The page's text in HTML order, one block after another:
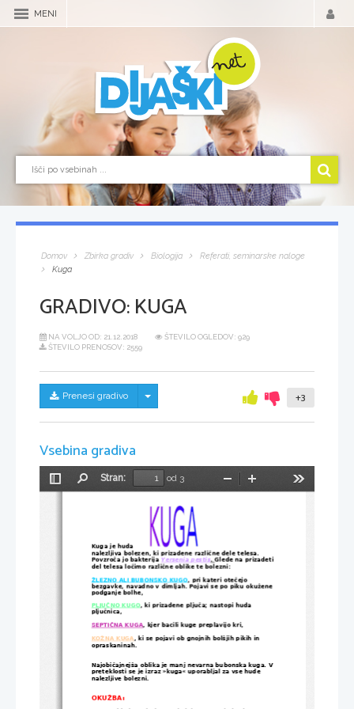
MENI
Domov Zbirka gradiv Biologija
Referati, seminarske naloge
Kuga
GRADIVO:KUGA
NA VOLJO OD: 21.12.2018
ŠTEVILO OGLEDOV: 929
ŠTEVILO PRENOSOV: 2559
Prenesi gradivo Skrij/prikaži meni +3
Vsebina gradiva
Preklopi
Stran:
od 3
Pomanjšaj
Kuga je huda
nalezljiva bolezen, ki prizadene različne dele telesa.
Povzroča jo bakterija Yersenia pestis. Glede na prizadeti
del telesa ločimo različne oblike te bolezni:
ŽLEZNO ALI BUBONSKO KUGO , pri kateri otečejo
bezgavke, navadno v dimljah. Pojavi se po piku okužene
podganje bolhe,
PLJUČNO KUGO, ki prizadene pljuča; nastopi huda
pljučnica,
SEPTIČNA KUGA, kjer bacili kuge preplavijo kri,
KOŽNA KUGA, ki se pojavi ob gnojnih bolšjih pikih in
opraskaninah.
Najobičajnejša oblika je manj nevarna bubonska kuga. V
preteklosti se je izraz »kuga« uporabljal za vse hude
nalezljive bolezni.
OKUŽBA: